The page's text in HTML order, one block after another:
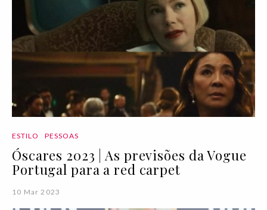
ESTILO PESSOAS
Óscares 2023 | As previsões da Vogue
Portugal para a red carpet
10 Mar 2023